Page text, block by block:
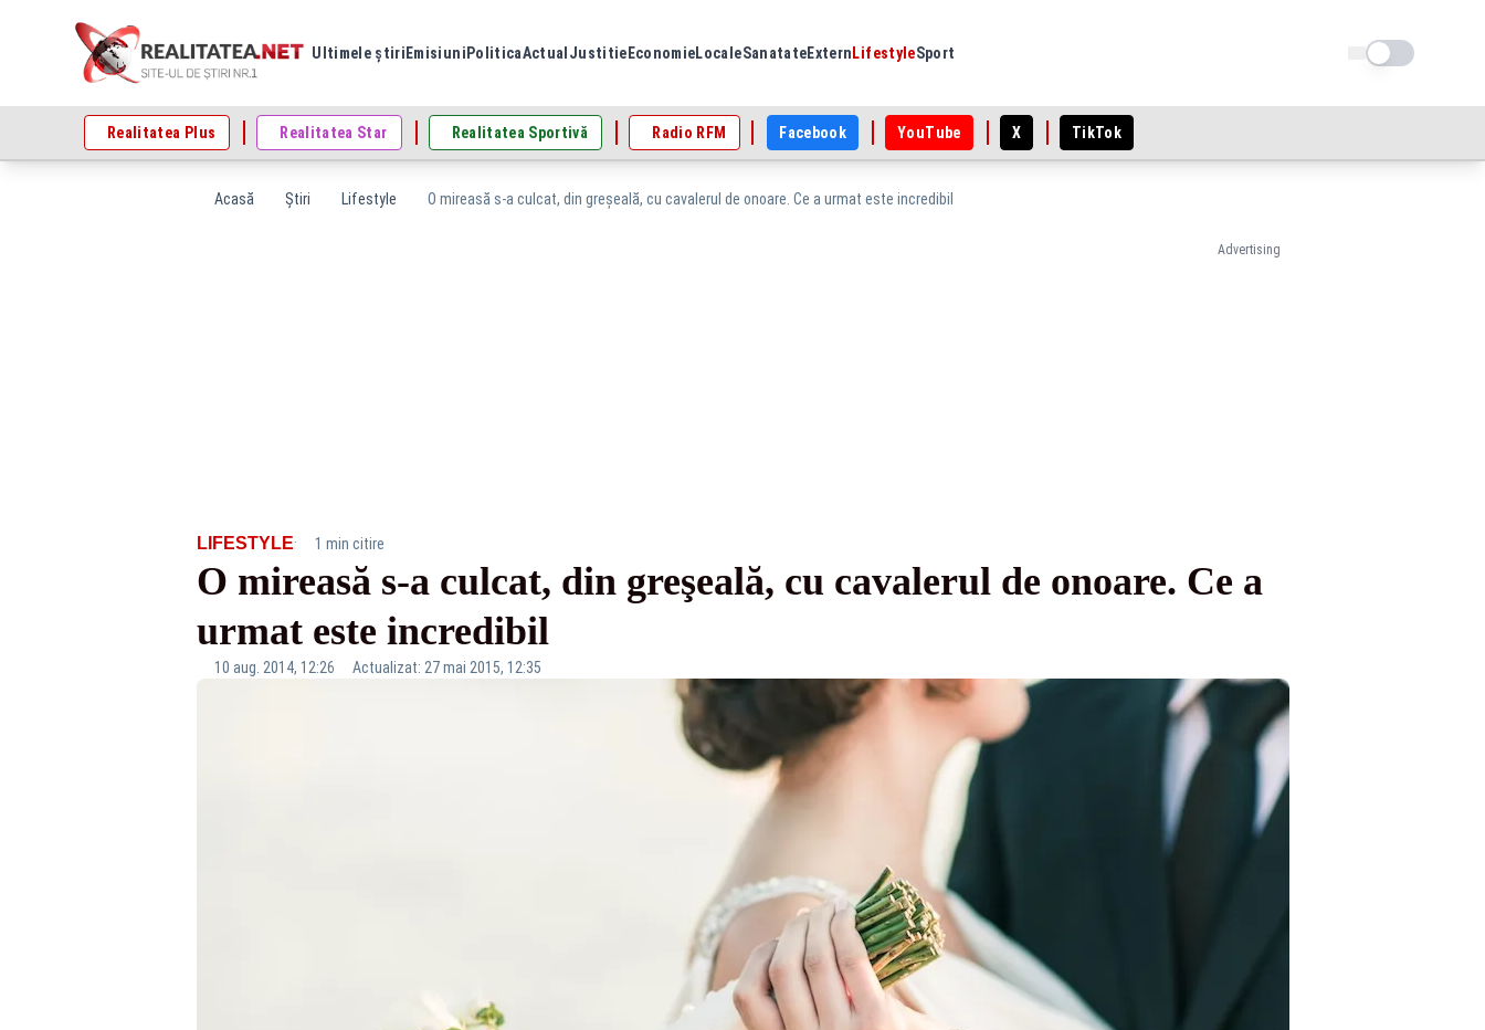
Ultimele știri Emisiuni PoliticaActual Justitie EconomieLocaleSanatateExtern LifestyleSport Schimba tema
Realitatea Plus Realitatea Star Realitatea Sportivă Radio RFM Facebook YouTube X TikTok
Acasă Știri Lifestyle O mireasă s-a culcat, din greşeală, cu cavalerul de onoare. Ce a urmat este incredibil
Advertising
LIFESTYLE· 1 min citire
O mireasă s-a culcat, din greşeală, cu cavalerul de onoare. Ce a
urmat este incredibil
10 aug. 2014, 12:26 Actualizat: 27 mai 2015, 12:35